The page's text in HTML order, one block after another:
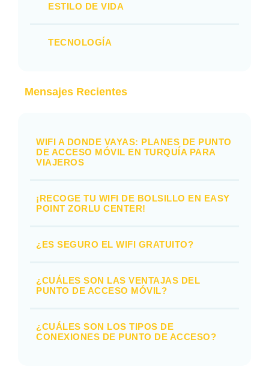
ESTILO DE VIDA
TECNOLOGÍA
Mensajes Recientes
WIFI A DONDE VAYAS: PLANES DE PUNTO
DE ACCESO MÓVIL EN TURQUÍA PARA
VIAJEROS
¡RECOGE TU WIFI DE BOLSILLO EN EASY
POINT ZORLU CENTER!
¿ES SEGURO EL WIFI GRATUITO?
¿CUÁLES SON LAS VENTAJAS DEL
PUNTO DE ACCESO MÓVIL?
¿CUÁLES SON LOS TIPOS DE
CONEXIONES DE PUNTO DE ACCESO?